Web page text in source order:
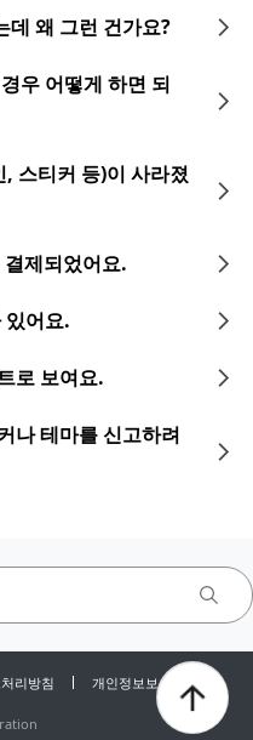
데 왜 그런 건가요?
우 어떻게 하면 되
스티커 등)이 사라졌
제되었어요.
있어요.
로 보여요.
나 테마를 신고하려
리방침 개인정보보호센터